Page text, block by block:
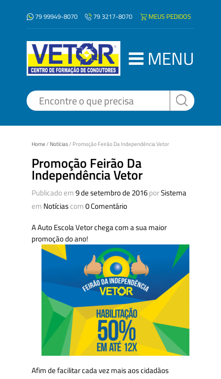
79 99949-8070 79 3217-8070 MEUS PEDIDOS
MENU
Home/ Notícias/ Promoção Feirão Da Independência Vetor
Promoção Feirão Da
Independência Vetor
Publicado em9 de setembro de 2016porSistema
em Notíciascom0 Comentário
A Auto Escola Vetor chega com a sua maior
promoção do ano!
Afim de facilitar cada vez mais aos cidadãos